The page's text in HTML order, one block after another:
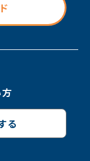
る